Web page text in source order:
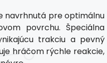
navrhnutá pre optimálnu
povrchu. Špeciálna
trakciu a pevný
hráčom rýchle reakcie,